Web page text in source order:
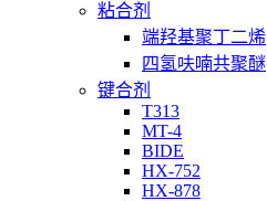
粘合剂
端羟基聚丁二烯
四氢呋喃共聚醚
键合剂
T313
MT-4
BIDE
HX-752
HX-878